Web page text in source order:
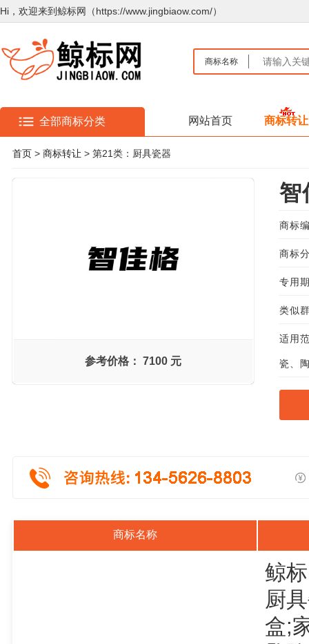
Hi，欢迎来到鲸标网（https://www.jingbiaow.com/）
商标名称
全部商标分类 网站首页 商标转让
首页 > 商标转让 > 第21类：厨具瓷器
参考价格： 7100 元
智
商标
商标
专用
类似
适用
瓷、
商标名称
鲸
厨
盒;